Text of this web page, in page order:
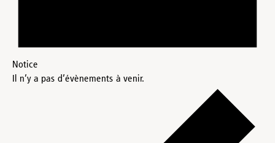
Notice
Il n’y a pas d’évènements à venir.